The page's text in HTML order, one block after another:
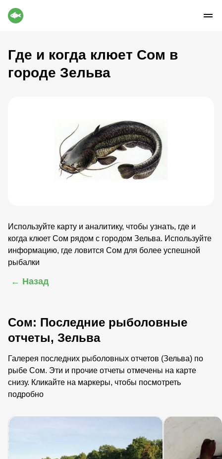
Где и когда клюет Сом в
городе Зельва
Используйте карту и аналитику, чтобы узнать, где и
когда клюет Сом рядом с городом Зельва. Используйте
информацию, где ловится Сом для более успешной
рыбалки
← Назад
Сом: Последние рыболовные
отчеты, Зельва
Галерея последних рыболовных отчетов (Зельва) по
рыбе Сом. Эти и прочие отчеты отмечены на карте
снизу. Кликайте на маркеры, чтобы посмотреть
подробно